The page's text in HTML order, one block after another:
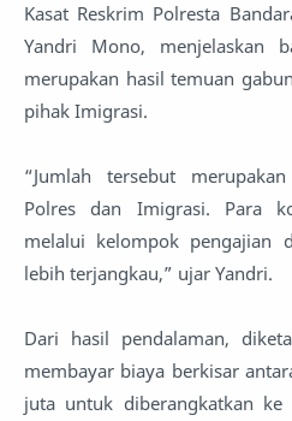
Kasat Reskrim Polresta
Yandri Mono, menjelaskan
merupakan hasil temuan
pihak Imigrasi.
“Jumlah tersebut
Polres dan Imigrasi. Para
melalui kelompok pengajian
lebih terjangkau,” ujar Yandri.
Dari hasil pendalaman,
membayar biaya berkisar
juta untuk diberangkatkan ke